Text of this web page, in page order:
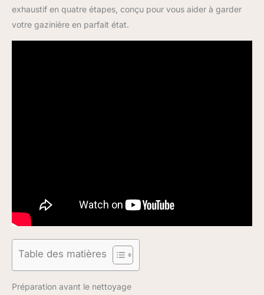
exhaustif en quatre étapes, conçu pour vous aider à garder
votre gazinière en parfait état.
Table des matières
Préparation avant le nettoyage